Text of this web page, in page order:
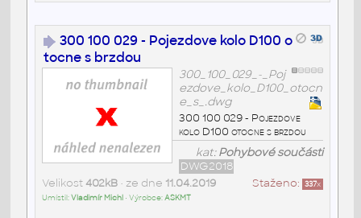
300 100 029 - Pojezdove kolo D100 o
tocne s brzdou
300_100_029_-_Poj
ezdove_kolo_D100_otocn
e_s_.dwg
300 100 029 - Pojezdove
kolo D100 otocne s brzdou
kat:Pohybové součásti
DWG2018
Staženo: 337x
Velikost 402kB• ze dne 11.04.2019
Umístil:Vladimír Michl • Výrobce:ASKMT